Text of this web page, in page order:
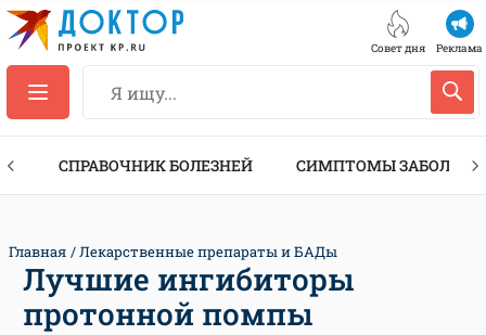
Совет дня Реклама
СПРАВОЧНИК БОЛЕЗНЕЙ СИМПТОМЫ
Главная Лекарственные препараты и БАДы
Лучшие ингибиторы
протонной помпы